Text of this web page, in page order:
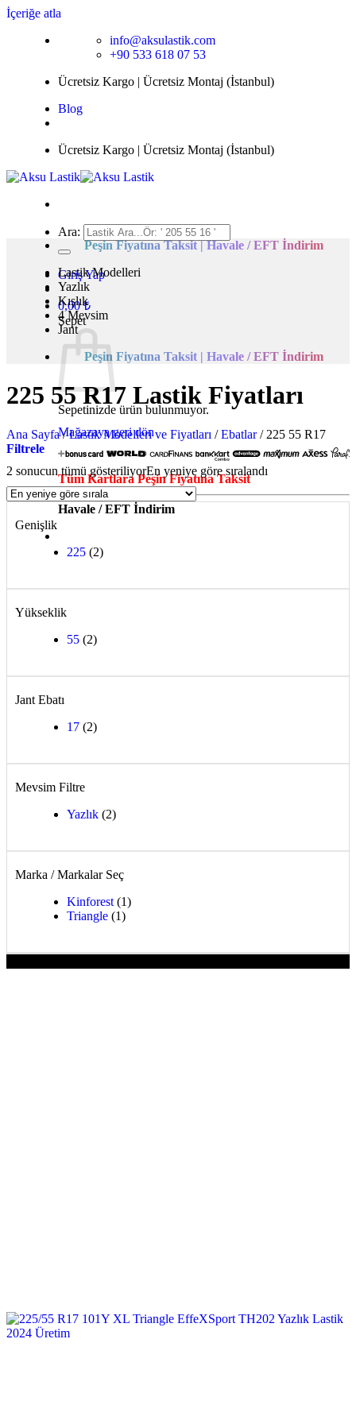
İçeriğe atla
info@aksulastik.com
+90 533 618 07 53
Ücretsiz Kargo | Ücretsiz Montaj (İstanbul)
Blog
Ücretsiz Kargo | Ücretsiz Montaj (İstanbul)
Ara:
Giriş Yap
0,00₺
Sepet
Sepetinizde ürün bulunmuyor.
Mağazaya geri dön
Tüm Kartlara Peşin Fiyatına Taksit
Havale / EFT İndirim
Peşin Fiyatına Taksit | Havale / EFT İndirim
Lastik Modelleri
Yazlık
Kışlık
4 Mevsim
Jant
Peşin Fiyatına Taksit | Havale / EFT İndirim
225 55 R17 Lastik Fiyatları
Ana Sayfa / Lastik Modelleri ve Fiyatları / Ebatlar / 225 55 R17
Filtrele
2 sonucun tümü gösteriliyorEn yeniye göre sıralandı
Genişlik
225 (2)
Yükseklik
55 (2)
Jant Ebatı
17 (2)
Mevsim Filtre
Yazlık (2)
Marka / Markalar Seç
Kinforest (1)
Triangle (1)